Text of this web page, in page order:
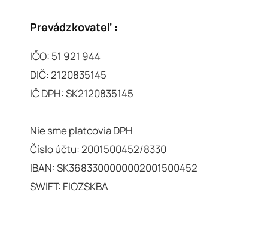
Prevádzkovateľ :
IČO: 51 921 944
DIČ: 2120835145
IČ DPH: SK2120835145
Nie sme platcovia DPH
Číslo účtu: 2001500452/8330
IBAN: SK3683300000002001500452
SWIFT: FIOZSKBA